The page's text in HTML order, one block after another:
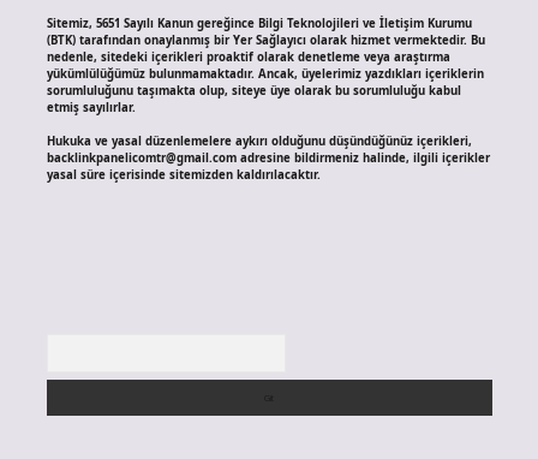
Sitemiz, 5651 Sayılı Kanun gereğince Bilgi Teknolojileri ve İletişim Kurumu
(BTK) tarafından onaylanmış bir Yer Sağlayıcı olarak hizmet vermektedir. Bu
nedenle, sitedeki içerikleri proaktif olarak denetleme veya araştırma
yükümlülüğümüz bulunmamaktadır. Ancak, üyelerimiz yazdıkları içeriklerin
sorumluluğunu taşımakta olup, siteye üye olarak bu sorumluluğu kabul
etmiş sayılırlar.
Hukuka ve yasal düzenlemelere aykırı olduğunu düşündüğünüz içerikleri,
backlinkpanelicomtr@gmail.comadresine bildirmeniz halinde, ilgili içerikler
yasal süre içerisinde sitemizden kaldırılacaktır.